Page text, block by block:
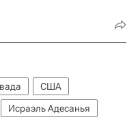
США
Исраэль Адесанья